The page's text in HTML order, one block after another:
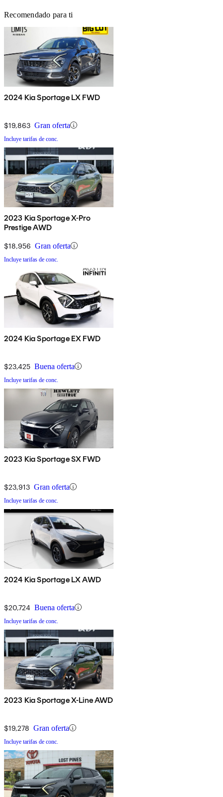
Recomendado para ti
2024 Kia Sportage LX FWD
$19,863 Gran oferta
Incluye tarifas de conc.
2023 Kia Sportage X-Pro
Prestige AWD
$18,956 Gran oferta
Incluye tarifas de conc.
2024 Kia Sportage EX FWD
$23,425 Buena oferta
Incluye tarifas de conc.
2023 Kia Sportage SX FWD
$23,913 Gran oferta
Incluye tarifas de conc.
2024 Kia Sportage LX AWD
$20,724 Buena oferta
Incluye tarifas de conc.
2023 Kia Sportage X-Line AWD
$19,278 Gran oferta
Incluye tarifas de conc.